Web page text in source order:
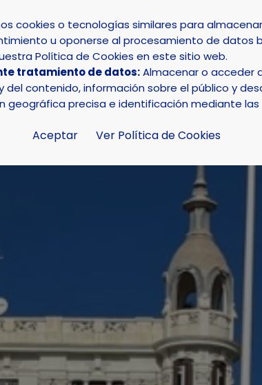
INICIO AYUNTAMIENTO LA
cookies o tecnologías similares para
u oponerse al procesamiento de datos
Política de Cookies en este sitio web.
tratamiento de datos:Almacenar o acceder
contenido, información sobre el público y
geográfica precisa e identificación mediante
Aceptar Ver Política de Cookies
La Nucía participó en un multitudinario